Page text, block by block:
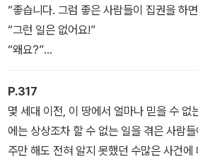
“좋습니다. 그럼 좋은 사람들이 집권을 하
“그런 일은 없어요!”
“왜요?”
그는 고통스러운 미소를 지으며 이렇게 말
“좋은 사람들은 권력을 잡을 수 없어요. 권
그 사람들을 물들게 하고, 잔인하게 만드니
P.317
몇 세대 이전, 이 땅에서 얼마나 믿을 수 없
에는 상상조차 할 수 없는 일을 겪은 사람
주만 해도 전혀 알지 못했던 수많은 사건